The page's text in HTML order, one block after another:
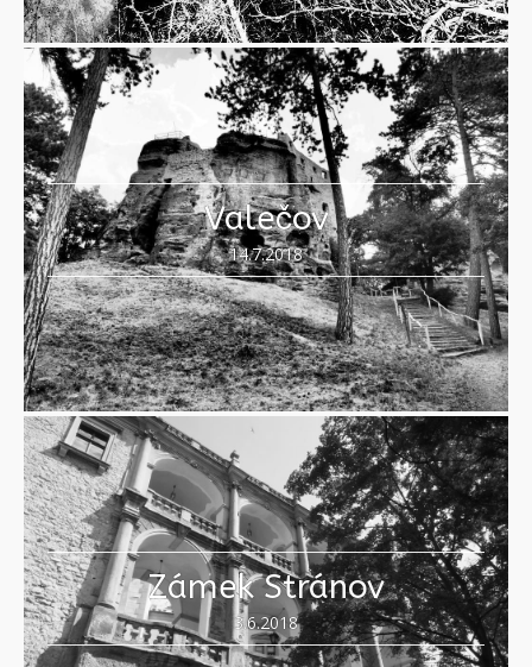
Valečov
14.7.2018
Zámek Stránov
3.6.2018